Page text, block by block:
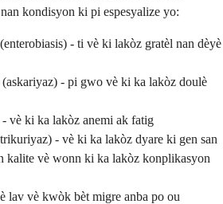
kondisyon ki pi espesyalize yo:
- ti vè ki lakòz gratèl nan dèyè
- pi gwo vè ki ka lakòz doulè
vè ki ka lakòz anemi ak fatig
- vè ki ka lakòz dyare ki gen san
kalite vè wonn ki ka lakòz konplikasyon
lav vè kwòk bèt migre anba po ou